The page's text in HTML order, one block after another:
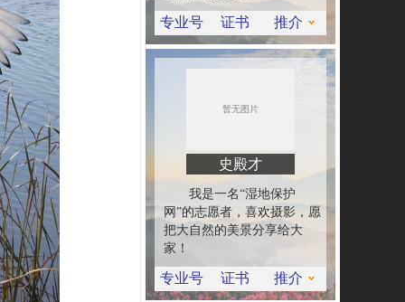
专业号 证书 推介
史殿才
我是一名“湿地保护
网”的志愿者，喜欢摄影，愿
把大自然的美景分享给大
家！
专业号 证书 推介